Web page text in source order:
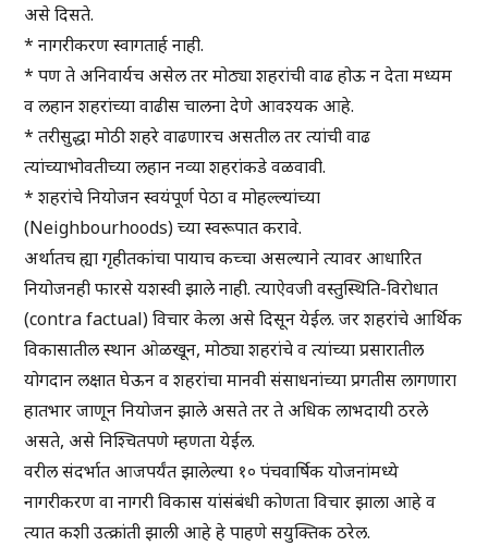
असे दिसते.
* नागरीकरण स्वागतार्ह नाही.
* पण ते अनिवार्यच असेल तर मोठ्या शहरांची वाढ होऊ न देता मध्यम
व लहान शहरांच्या वाढीस चालना देणे आवश्यक आहे.
* तरीसुद्धा मोठी शहरे वाढणारच असतील तर त्यांची वाढ
त्यांच्याभोवतीच्या लहान नव्या शहरांकडे वळवावी.
* शहरांचे नियोजन स्वयंपूर्ण पेठा व मोहल्ल्यांच्या
(Neighbourhoods) च्या स्वरूपात करावे.
अर्थातच ह्या गृहीतकांचा पायाच कच्चा असल्याने त्यावर आधारित
नियोजनही फारसे यशस्वी झाले नाही. त्याऐवजी वस्तुस्थिति-विरोधात
(contra factual) विचार केला असे दिसून येईल. जर शहरांचे आर्थिक
विकासातील स्थान ओळखून, मोठ्या शहरांचे व त्यांच्या प्रसारातील
योगदान लक्षात घेऊन व शहरांचा मानवी संसाधनांच्या प्रगतीस लागणारा
हातभार जाणून नियोजन झाले असते तर ते अधिक लाभदायी ठरले
असते, असे निश्चितपणे म्हणता येईल.
वरील संदर्भात आजपर्यंत झालेल्या १० पंचवार्षिक योजनांमध्ये
नागरीकरण वा नागरी विकास यांसंबंधी कोणता विचार झाला आहे व
त्यात कशी उत्क्रांती झाली आहे हे पाहणे सयुक्तिक ठरेल.